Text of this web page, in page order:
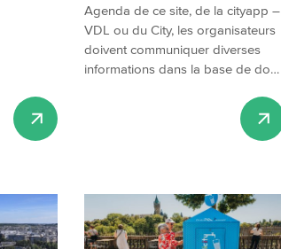
Agenda de ce site, de la cityapp –
VDL ou du City, les organisateurs
doivent communiquer diverses
informations dans la base de do…